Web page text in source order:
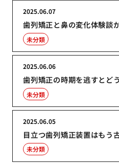
歯列矯正と鼻の変化体験談
2025.06.07
未分類
歯列矯正の時期を逃すとど
2025.06.06
未分類
目立つ歯列矯正装置はもう
2025.06.05
未分類